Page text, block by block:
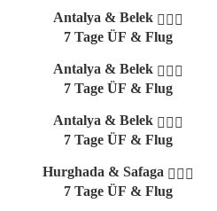
Antalya & Belek
7 Tage ÜF & Flug
Antalya & Belek
7 Tage ÜF & Flug
Antalya & Belek
7 Tage ÜF & Flug
Hurghada & Safaga
7 Tage ÜF & Flug